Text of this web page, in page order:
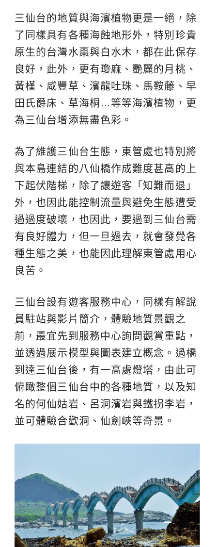
三仙台的地質與海濱植物更是一絕，除
了同樣具有各種海蝕地形外，特別珍貴
原生的台灣水棗與白水木，都在此保存
良好，此外，更有瓊麻、艷麗的月桃、
黃槿、咸豐草、濱龍吐珠、馬鞍藤、早
田氏爵床、草海桐…等等海濱植物，更
為三仙台增添無盡色彩。
為了維護三仙台生態，東管處也特別將
與本島連結的八仙橋作成難度甚高的上
下起伏階梯，除了讓遊客「知難而退」
外，也因此能控制流量與避免生態遭受
過過度破壞，也因此，要過到三仙台需
有良好體力，但一旦過去，就會發覺各
種生態之美，也能因此理解東管處用心
良苦。
三仙台設有遊客服務中心，同樣有解說
員駐站與影片簡介，體驗地質景觀之
前，最宜先到服務中心詢問觀賞重點，
並透過展示模型與圖表建立概念。過橋
到達三仙台後，有一高處燈塔，由此可
俯瞰整個三仙台中的各種地質，以及知
名的何仙姑岩、呂洞濱岩與鐵拐李岩，
並可體驗合歡洞、仙劍峽等奇景。